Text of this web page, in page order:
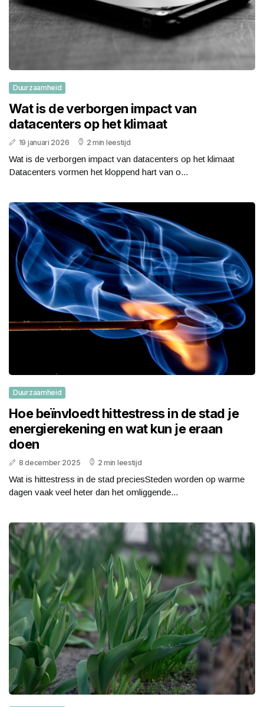
Duurzaamheid
Wat is de verborgen impact van
datacenters op het klimaat
19 januari 2026 2 min leestijd
Wat is de verborgen impact van datacenters op het klimaat
Datacenters vormen het kloppend hart van o...
Duurzaamheid
Hoe beïnvloedt hittestress in de stad je
energierekening en wat kun je eraan
doen
8 december 2025 2 min leestijd
Wat is hittestress in de stad preciesSteden worden op warme
dagen vaak veel heter dan het omliggende...